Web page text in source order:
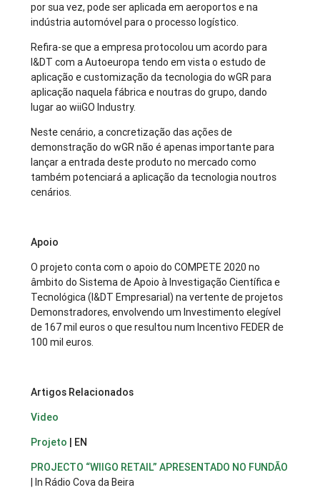
por sua vez, pode ser aplicada em aeroportos e na
indústria automóvel para o processo logístico.
Refira-se que a empresa protocolou um acordo para
I&DT com a Autoeuropa tendo em vista o estudo de
aplicação e customização da tecnologia do wGR para
aplicação naquela fábrica e noutras do grupo, dando
lugar ao wiiGO Industry.
Neste cenário, a concretização das ações de
demonstração do wGR não é apenas importante para
lançar a entrada deste produto no mercado como
também potenciará a aplicação da tecnologia noutros
cenários.
Apoio
O projeto conta com o apoio do COMPETE 2020 no
âmbito do Sistema de Apoio à Investigação Científica e
Tecnológica (I&DT Empresarial) na vertente de projetos
Demonstradores, envolvendo um Investimento elegível
de 167 mil euros o que resultou num Incentivo FEDER de
100 mil euros.
Artigos Relacionados
Video
Projeto | EN
PROJECTO “WIIGO RETAIL” APRESENTADO NO FUNDÃO
| In Rádio Cova da Beira